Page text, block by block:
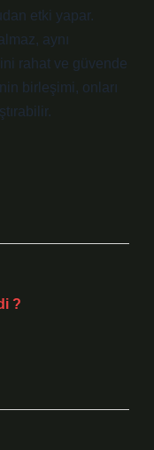
etki yapar.
aynı
rahat ve güvende
birleşimi, onları
?